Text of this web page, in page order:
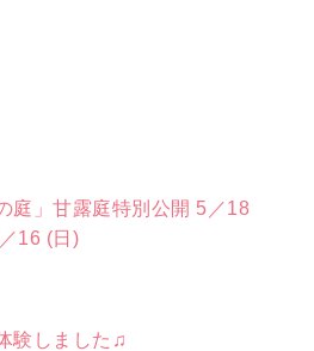
庭」甘露庭特別公開 5／18
16 (日)
験しました♫